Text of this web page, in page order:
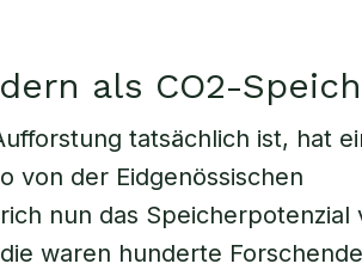
als CO2-
tatsächlich ist, hat
von der Eidgenössischen
nun das Speicherpotenzial
waren hunderte